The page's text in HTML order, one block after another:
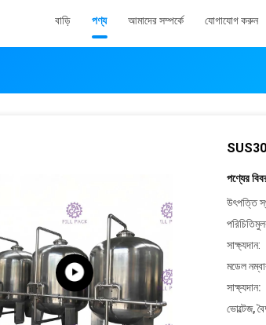
বাড়ি পণ্য আমাদের সম্পর্কে যোগাযোগ করুন
SUS304
পণ্যের
উৎপত্তি
সাক্ষ্যদান:
মডেল
সাক্ষ্যদান:
ভোল্টেজ,